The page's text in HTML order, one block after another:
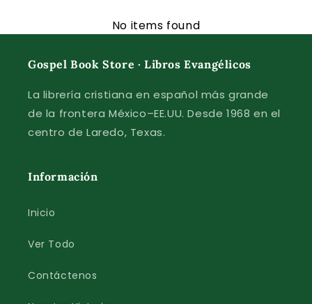
No items found
Gospel Book Store · Libros Evangélicos
La librería cristiana en español más grande
de la frontera México–EE.UU. Desde 1968 en el
centro de Laredo, Texas.
Información
Inicio
Ver Todo
Contáctenos